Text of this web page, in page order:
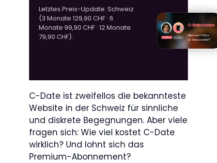
Letztes Preis-Update: Schweiz
(3 Monate 129,90 CHF · 6
Monate 99,90 CHF · 12 Monate
79,90 CHF).
C-Date ist zweifellos die bekannteste
Website in der Schweiz für sinnliche
und diskrete Begegnungen. Aber viele
fragen sich: Wie viel kostet C-Date
wirklich? Und lohnt sich das
Premium-Abonnement?